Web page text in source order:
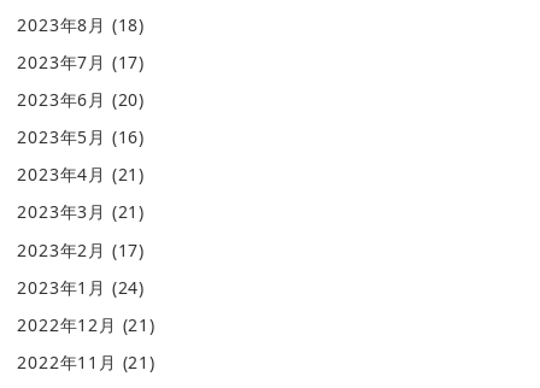
2023年8月 (18)
2023年7月 (17)
2023年6月 (20)
2023年5月 (16)
2023年4月 (21)
2023年3月 (21)
2023年2月 (17)
2023年1月 (24)
2022年12月 (21)
2022年11月 (21)